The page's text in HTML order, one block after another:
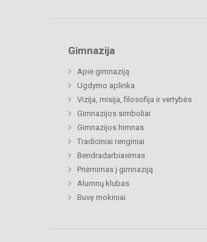
Gimnazija
Apie gimnaziją
Ugdymo aplinka
Vizija, misija, filosofija ir vertybės
Gimnazijos simboliai
Gimnazijos himnas
Tradiciniai renginiai
Bendradarbiavimas
Priėmimas į gimnaziją
Alumnų klubas
Buvę mokiniai